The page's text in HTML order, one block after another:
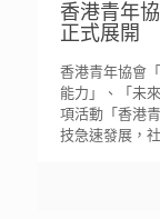
香港青年
正式展開
香港青年協會
能力」、「未
項活動「香港
技急速發展，